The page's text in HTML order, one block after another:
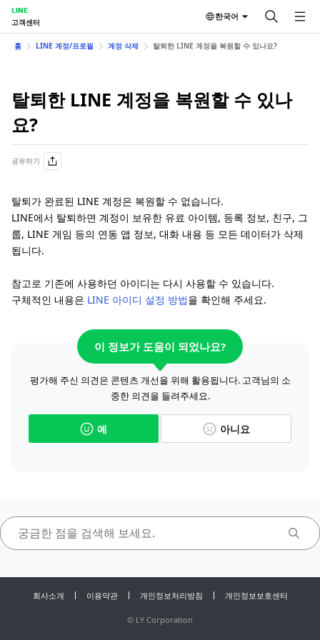
LINE
고객센터
한국어
홈 LINE 계정/프로필 계정 삭제 탈퇴한 LINE 계정을 복원할 수 있나요?
탈퇴한 LINE 계정을 복원할 수 있나
요?
공유하기
탈퇴가 완료된 LINE 계정은 복원할 수 없습니다.
LINE에서 탈퇴하면 계정이 보유한 유료 아이템, 등록 정보, 친구, 그
룹, LINE 게임 등의 연동 앱 정보, 대화 내용 등 모든 데이터가 삭제
됩니다.
참고로 기존에 사용하던 아이디는 다시 사용할 수 있습니다.
구체적인 내용은 LINE 아이디 설정 방법을 확인해 주세요.
이 정보가 도움이 되었나요?
평가해 주신 의견은 콘텐츠 개선을 위해 활용됩니다. 고객님의 소
중한 의견을 들려주세요.
예 아니요
회사소개 이용약관 개인정보처리방침 개인정보보호센터
© LY Corporation